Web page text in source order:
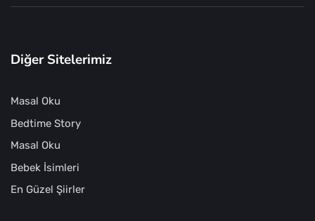
Diğer Sitelerimiz
Masal Oku
Bedtime Story
Masal Oku
Bebek İsimleri
En Güzel Şiirler